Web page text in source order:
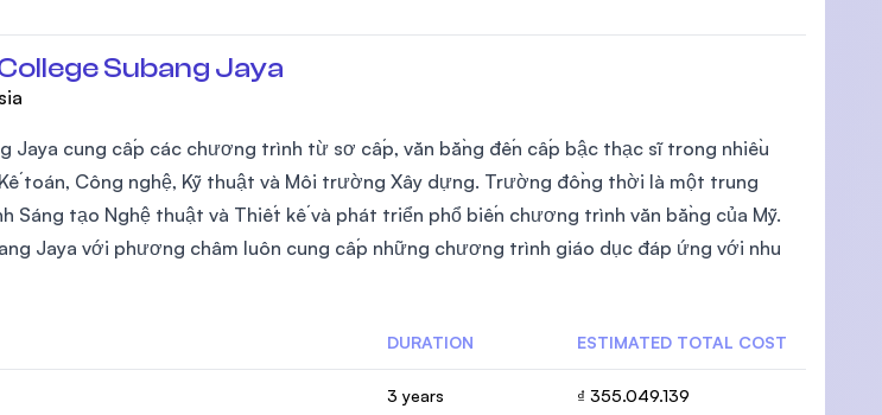
Subang Jaya
Jaya cung cấp các chương trình từ sơ cấp, văn bằng đến cấp bậc thạc sĩ trong nhiều
toán, Công nghệ, Kỹ thuật và Môi trường Xây dựng. Trường đồng thời là một trung
Sáng tạo Nghệ thuật và Thiết kế và phát triển phổ biến chương trình văn bằng của Mỹ.
Jaya với phương châm luôn cung cấp những chương trình giáo dục đáp ứng với nhu
DURATION ESTIMATED TOTAL COST
3 years ₫ 355.049.139